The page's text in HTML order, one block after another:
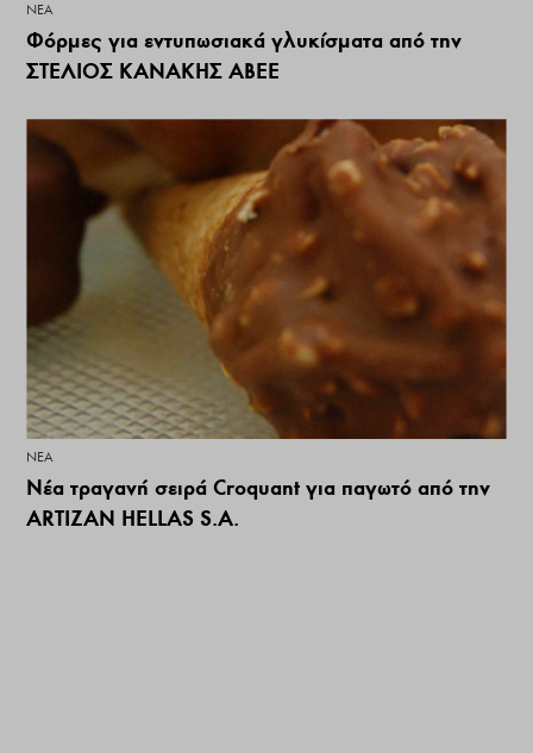
ΝΕΑ
Φόρμες για εντυπωσιακά γλυκίσματα από την
ΣΤΕΛΙΟΣ ΚΑΝΑΚΗΣ ΑΒΕΕ
ΝΕΑ
Νέα τραγανή σειρά Croquant για παγωτό από την
ΑRTIZAN HELLAS S.A.